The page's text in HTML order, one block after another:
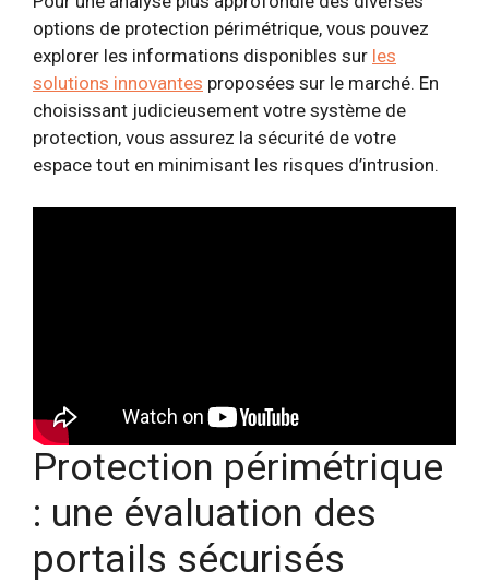
options de protection périmétrique, vous pouvez
explorer les informations disponibles sur les
solutions innovantes proposées sur le marché. En
choisissant judicieusement votre système de
protection, vous assurez la sécurité de votre
espace tout en minimisant les risques d’intrusion.
Protection périmétrique
: une évaluation des
portails sécurisés